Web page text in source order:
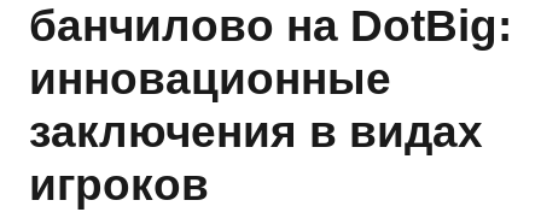
банчилово на DotBig:
инновационные
заключения в видах
игроков